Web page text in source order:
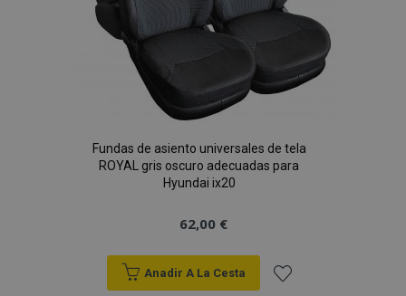
Fundas de asiento universales de tela
ROYAL gris oscuro adecuadas para
Hyundai ix20
62,00 €
Anadir A La Cesta